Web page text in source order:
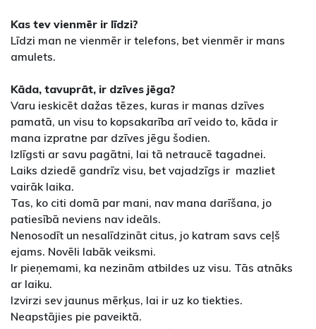
Kas tev vienmēr ir līdzi?
Līdzi man ne vienmēr ir telefons, bet vienmēr ir mans
amulets.
Kāda, tavuprāt, ir dzīves jēga?
Varu ieskicēt dažas tēzes, kuras ir manas dzīves
pamatā, un visu to kopsakarība arī veido to, kāda ir
mana izpratne par dzīves jēgu šodien.
Izlīgsti ar savu pagātni, lai tā netraucē tagadnei.
Laiks dziedē gandrīz visu, bet vajadzīgs ir mazliet
vairāk laika.
Tas, ko citi domā par mani, nav mana darīšana, jo
patiesībā neviens nav ideāls.
Nenosodīt un nesalīdzināt citus, jo katram savs ceļš
ejams. Novēli labāk veiksmi.
Ir pieņemami, ka nezinām atbildes uz visu. Tās atnāks
ar laiku.
Izvirzi sev jaunus mērķus, lai ir uz ko tiekties.
Neapstājies pie paveiktā.